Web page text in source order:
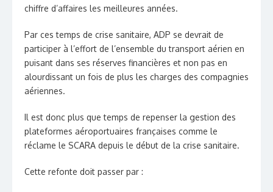
chiffre d’affaires les meilleures années.
Par ces temps de crise sanitaire, ADP se devrait de
participer à l’effort de l’ensemble du transport aérien en
puisant dans ses réserves financières et non pas en
alourdissant un fois de plus les charges des compagnies
aériennes.
Il est donc plus que temps de repenser la gestion des
plateformes aéroportuaires françaises comme le
réclame le SCARA depuis le début de la crise sanitaire.
Cette refonte doit passer par :